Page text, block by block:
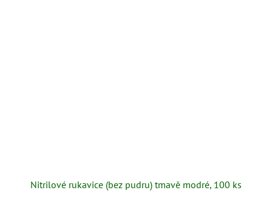
Nitrilové rukavice (bez pudru) tmavě modré, 100 ks